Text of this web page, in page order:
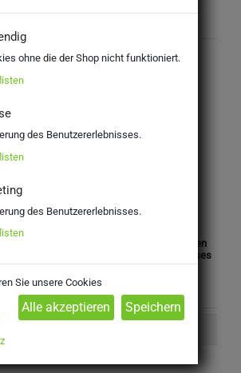
Costadune DOC
trocken
Menfi
an Personen unter 16 Jahren abgegeben
bestätigen Sie, dass Sie das für dieses
Mindestalter haben.
ohne die der Shop nicht funktioniert.
des Benutzererlebnisses.
des Benutzererlebnisses.
Sie unsere Cookies